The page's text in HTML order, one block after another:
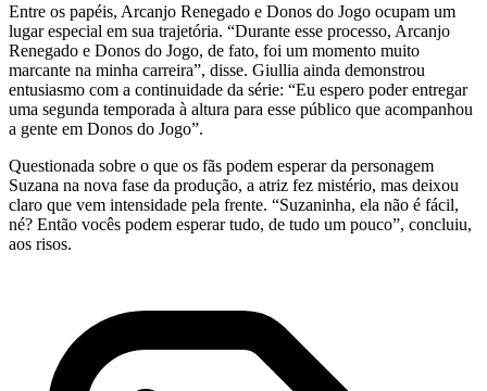
Entre os papéis, Arcanjo Renegado e Donos do Jogo ocupam um
lugar especial em sua trajetória. “Durante esse processo, Arcanjo
Renegado e Donos do Jogo, de fato, foi um momento muito
marcante na minha carreira”, disse. Giullia ainda demonstrou
entusiasmo com a continuidade da série: “Eu espero poder entregar
uma segunda temporada à altura para esse público que acompanhou
a gente em Donos do Jogo”.
Questionada sobre o que os fãs podem esperar da personagem
Suzana na nova fase da produção, a atriz fez mistério, mas deixou
claro que vem intensidade pela frente. “Suzaninha, ela não é fácil,
né? Então vocês podem esperar tudo, de tudo um pouco”, concluiu,
aos risos.